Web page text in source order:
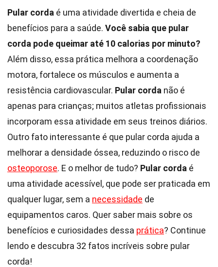
Pular corda é uma atividade divertida e cheia de
benefícios para a saúde. Você sabia que pular
corda pode queimar até 10 calorias por minuto?
Além disso, essa prática melhora a coordenação
motora, fortalece os músculos e aumenta a
resistência cardiovascular. Pular corda não é
apenas para crianças; muitos atletas profissionais
incorporam essa atividade em seus treinos diários.
Outro fato interessante é que pular corda ajuda a
melhorar a densidade óssea, reduzindo o risco de
osteoporose. E o melhor de tudo? Pular corda é
uma atividade acessível, que pode ser praticada em
qualquer lugar, sem a necessidade de
equipamentos caros. Quer saber mais sobre os
benefícios e curiosidades dessa prática? Continue
lendo e descubra 32 fatos incríveis sobre pular
corda!